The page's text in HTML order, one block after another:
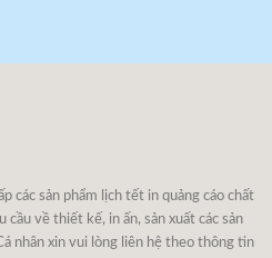
các sản phẩm lịch tết in quảng cáo chất
cầu về thiết kế, in ấn, sản xuất các sản
nhân xin vui lòng liên hệ theo thông tin